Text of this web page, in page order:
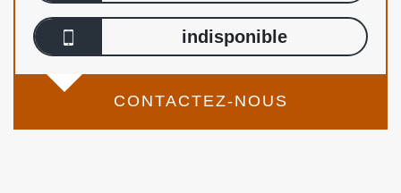
indisponible
CONTACTEZ-NOUS